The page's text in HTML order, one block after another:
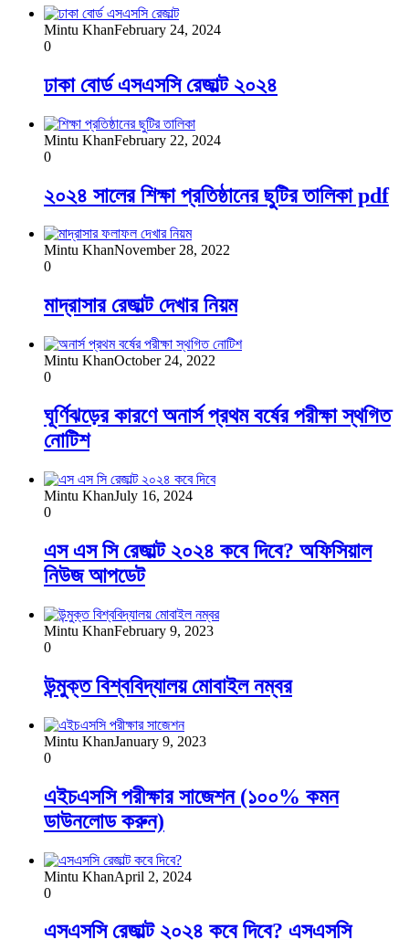
Mintu KhanFebruary 24, 2024
0
ঢাকা বোর্ড এসএসসি রেজাল্ট ২০২৪
Mintu KhanFebruary 22, 2024
0
২০২৪ সালের শিক্ষা প্রতিষ্ঠানের ছুটির তালিকা pdf
Mintu KhanNovember 28, 2022
0
মাদ্রাসার রেজাল্ট দেখার নিয়ম
Mintu KhanOctober 24, 2022
0
ঘূর্ণিঝড়ের কারণে অনার্স প্রথম বর্ষের পরীক্ষা স্থগিত
নোটিশ
Mintu KhanJuly 16, 2024
0
এস এস সি রেজাল্ট ২০২৪ কবে দিবে? অফিসিয়াল
নিউজ আপডেট
Mintu KhanFebruary 9, 2023
0
উন্মুক্ত বিশ্ববিদ্যালয় মোবাইল নম্বর
Mintu KhanJanuary 9, 2023
0
এইচএসসি পরীক্ষার সাজেশন (১০০% কমন
ডাউনলোড করুন)
Mintu KhanApril 2, 2024
0
এসএসসি রেজাল্ট ২০২৪ কবে দিবে? এসএসসি